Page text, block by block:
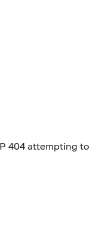
404 attempting to